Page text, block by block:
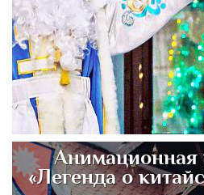
Анимационная
«Легенда о